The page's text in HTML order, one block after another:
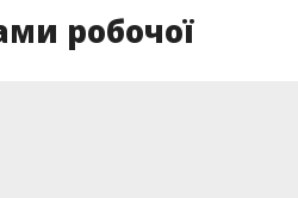
робочої